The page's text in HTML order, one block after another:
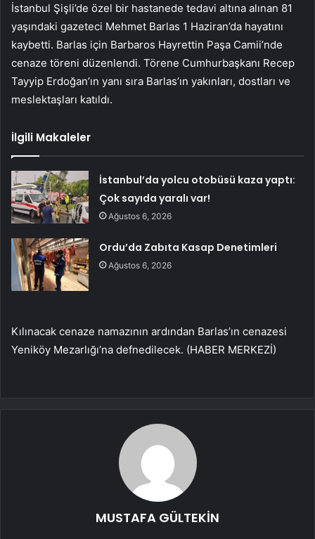
İstanbul Şişli’de özel bir hastanede tedavi altına alınan 81
yaşındaki gazeteci Mehmet Barlas 1 Haziran’da hayatını
kaybetti. Barlas için Barbaros Hayrettin Paşa Camii’nde
cenaze töreni düzenlendi. Törene Cumhurbaşkanı Recep
Tayyip Erdoğan’ın yanı sıra Barlas’ın yakınları, dostları ve
meslektaşları katıldı.
İlgili Makaleler
İstanbul’da yolcu otobüsü kaza yaptı:
Çok sayıda yaralı var!
Ağustos 6, 2026
Ordu’da Zabıta Kasap Denetimleri
Ağustos 6, 2026
Kılınacak cenaze namazının ardından Barlas’ın cenazesi
Yeniköy Mezarlığı’na defnedilecek. (HABER MERKEZİ)
MUSTAFA GÜLTEKİN